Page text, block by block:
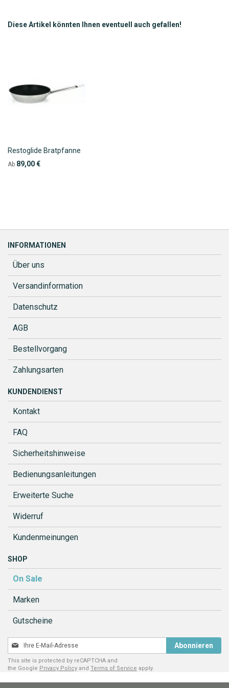
Diese Artikel könnten Ihnen eventuell auch gefallen!
Restoglide Bratpfanne
Ab 89,00 €
INFORMATIONEN
Über uns
Versandinformation
Datenschutz
AGB
Bestellvorgang
Zahlungsarten
KUNDENDIENST
Kontakt
FAQ
Sicherheitshinweise
Bedienungsanleitungen
Erweiterte Suche
Widerruf
Kundenmeinungen
SHOP
On Sale
Marken
Gutscheine
Melden
Sie
sich
für
unseren
Abonnieren
This site is protected by reCAPTCHA and
the Google Privacy Policy and Terms of Service apply.